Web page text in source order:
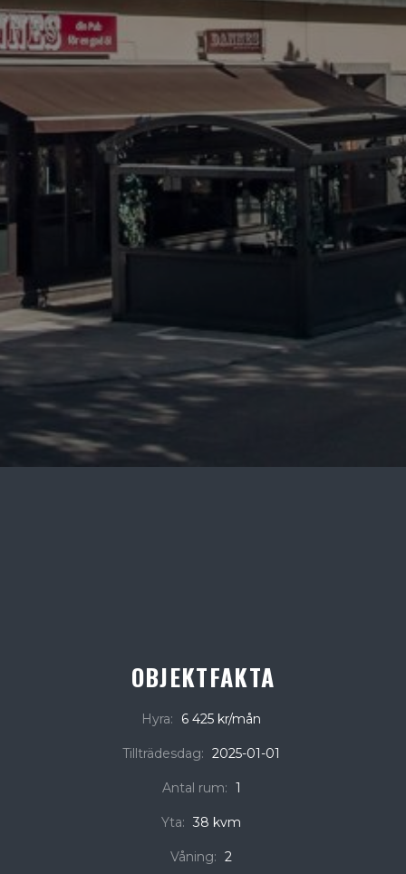
OBJEKTFAKTA
Hyra: 6 425 kr/mån
Tillträdesdag: 2025-01-01
Antal rum: 1
Yta: 38 kvm
Våning: 2